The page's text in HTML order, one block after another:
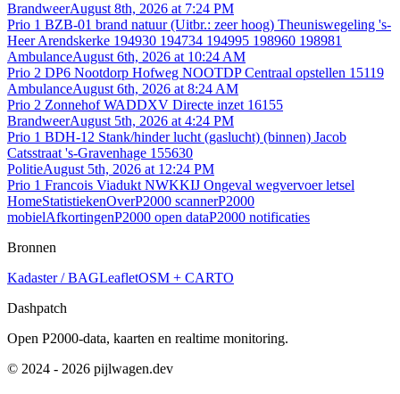
BrandweerAugust 8th, 2026 at 7:24 PM
Prio 1 BZB-01 brand natuur (Uitbr.: zeer hoog) Theuniswegeling 's-
Heer Arendskerke 194930 194734 194995 198960 198981
AmbulanceAugust 6th, 2026 at 10:24 AM
Prio 2 DP6 Nootdorp Hofweg NOOTDP Centraal opstellen 15119
AmbulanceAugust 6th, 2026 at 8:24 AM
Prio 2 Zonnehof WADDXV Directe inzet 16155
BrandweerAugust 5th, 2026 at 4:24 PM
Prio 1 BDH-12 Stank/hinder lucht (gaslucht) (binnen) Jacob
Catsstraat 's-Gravenhage 155630
PolitieAugust 5th, 2026 at 12:24 PM
Prio 1 Francois Viadukt NWKKIJ Ongeval wegvervoer letsel
HomeStatistiekenOverP2000 scannerP2000
mobielAfkortingenP2000 open dataP2000 notificaties
Bronnen
Kadaster / BAGLeafletOSM + CARTO
Dashpatch
Open P2000-data, kaarten en realtime monitoring.
© 2024 - 2026 pijlwagen.dev